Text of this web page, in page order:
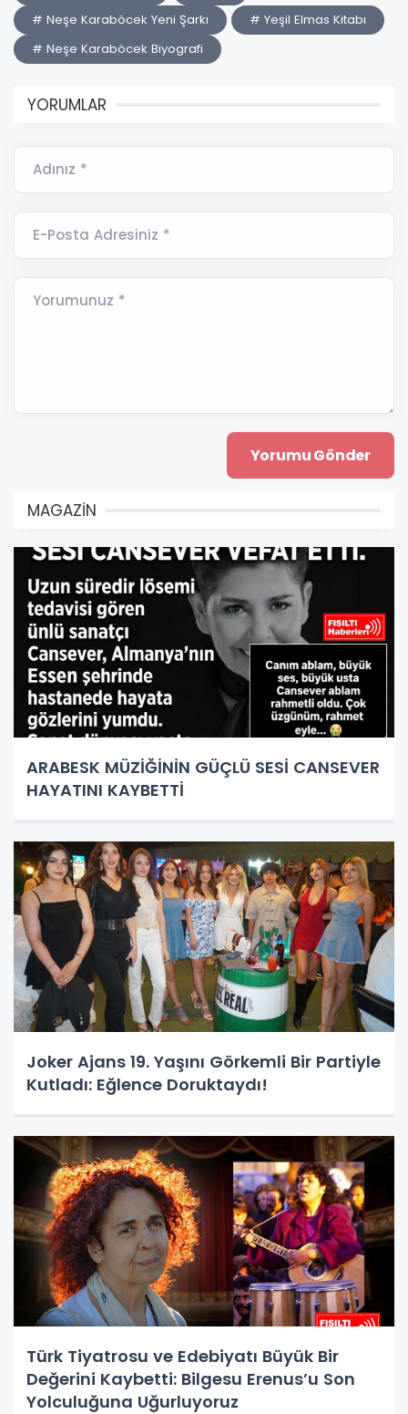
# Neşe Karaböcek Yeni Şarkı
# Yeşil Elmas Kitabı
# Neşe Karaböcek Biyografi
YORUMLAR
Adınız *
E-Posta Adresiniz *
Yorumunuz *
MAGAZİN
ARABESK MÜZİĞİNİN GÜÇLÜ SESİ CANSEVER
HAYATINI KAYBETTİ
Joker Ajans 19. Yaşını Görkemli Bir Partiyle
Kutladı: Eğlence Doruktaydı!
Türk Tiyatrosu ve Edebiyatı Büyük Bir
Değerini Kaybetti: Bilgesu Erenus’u Son
Yolculuğuna Uğurluyoruz